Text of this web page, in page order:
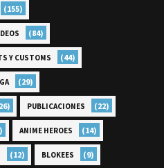
(155)
(84)
Y CUSTOMS (44)
(29)
PUBLICACIONES (22)
ANIME HEROES (14)
(12) BLOKEES (9)